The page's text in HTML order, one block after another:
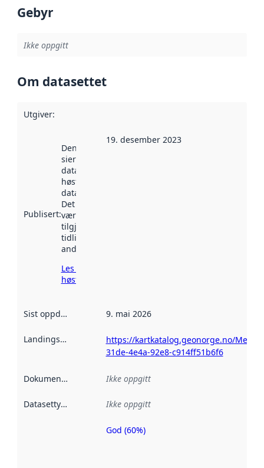
Gebyr
Ikke oppgitt
Om datasettet
Utgiver:
Publisert:
Denne datoen
sier når
datasettet ble
høstet av
data.norge.no.
Det kan ha
vært
tilgjengelig
tidligere
andre steder.
Les mer om
høsting her
19. desember 2023
Sist oppdatert 9. mai 2026
Landingsside
https://kartkatalog.geonorge.no/
31de-4e4a-92e8-c914ff51b6f6
Dokumentasjon Ikke oppgitt
Datasettype Ikke oppgitt
Metadatakvalitet
God (60%)